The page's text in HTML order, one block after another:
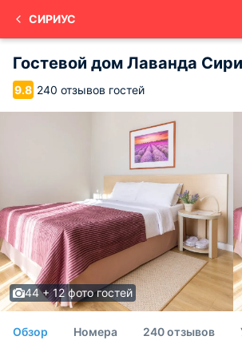
СИРИУС
Гостевой дом Лаванда
9.8 240 отзывов гостей
44 + 12 фото гостей
Обзор Номера 240 отзывов